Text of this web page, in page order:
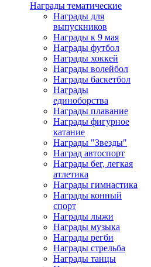
Награды тематические
Награды для
выпускников
Награды к 9 мая
Награды футбол
Награды хоккей
Награды волейбол
Награды баскетбол
Награды
единоборства
Награды плавание
Награды фигурное
катание
Награды "Звезды"
Наград автоспорт
Награды бег, легкая
атлетика
Награды гимнастика
Награды конный
спорт
Награды лыжи
Награды музыка
Награды регби
Награды стрельба
Награды танцы